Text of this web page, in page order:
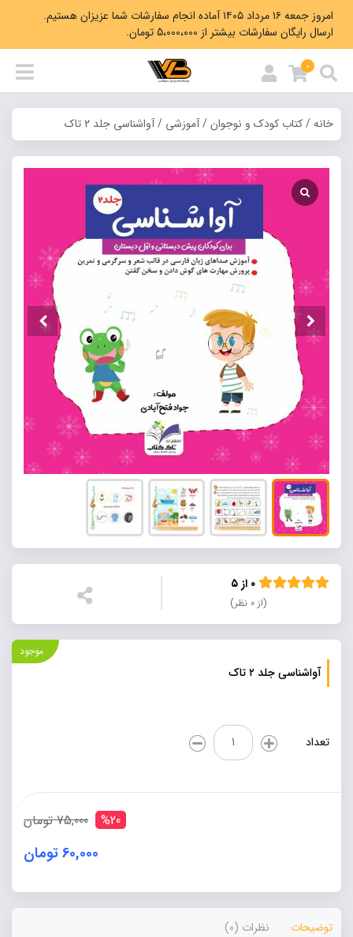
امروز جمعه ۱۶ مرداد ۱۴۰۵ آماده انجام سفارشات شما عزیزان هستیم.
ارسال رایگان سفارشات بیشتر از 5،000،000 تومان.
0
خانه/کتاب کودک و نوجوان/آموزشی / آواشناسی جلد ۲ تاک
(از ۰ نظر)
آواشناسی جلد ۲ تاک
موجود
تعداد
آواشناسی
جلد
عدد
%20 75,000 تومان
60,000 تومان
Alternative:
توضیحات نظرات (0)